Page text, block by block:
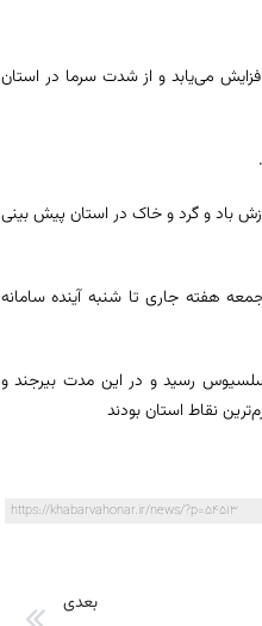
می‌یابد و از شدت سرما در استان
باد و گرد و خاک در استان پیش بینی
هفته جاری تا شنبه آینده سامانه
و بیشینه دمای مرکز استان در ۲۴ ساعت گذشته به منفی ۲ و ۱۶ درجه سلسیوس رسید و در این مدت بیرجند و
https://khabarvahonar.ir/news/?p=54513
بعدی